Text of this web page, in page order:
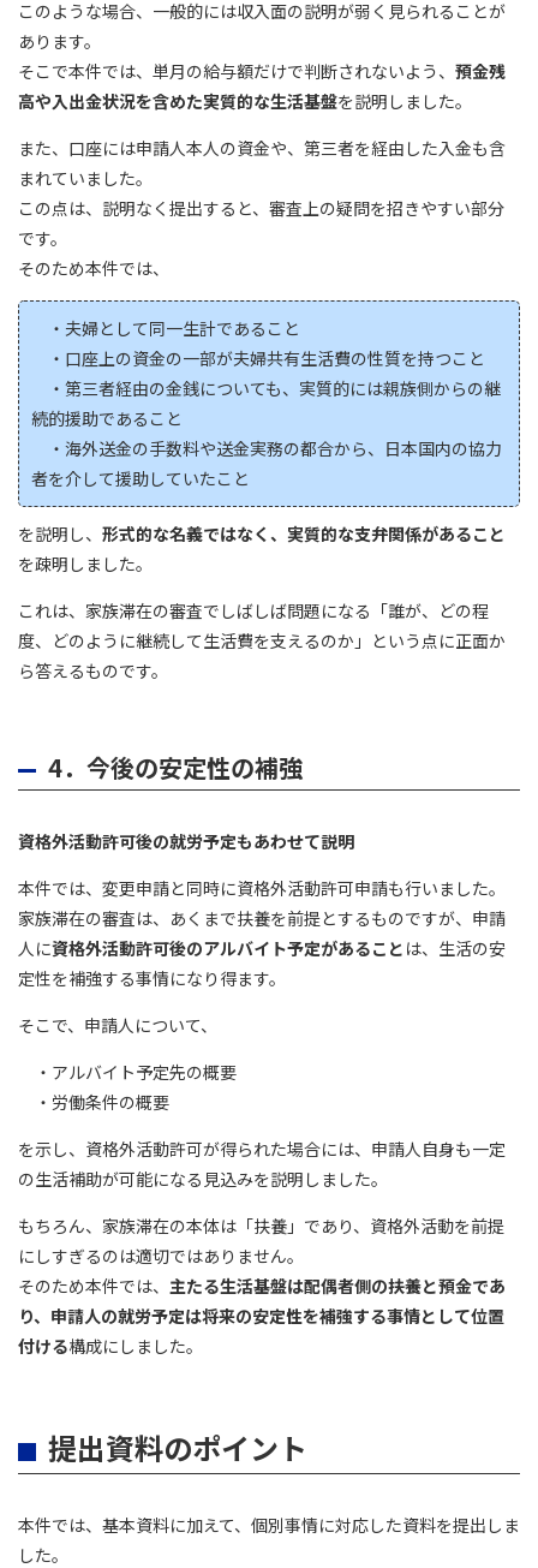
このような場合、一般的には収入面の説明が弱く見られることが
あります。
そこで本件では、単月の給与額だけで判断されないよう、 預金残
高や入出金状況を含めた実質的な生活基盤を説明しました。
また、口座には申請人本人の資金や、第三者を経由した入金も含
まれていました。
この点は、説明なく提出すると、審査上の疑問を招きやすい部分
です。
そのため本件では、
・夫婦として同一生計であること
・口座上の資金の一部が夫婦共有生活費の性質を持つこと
・第三者経由の金銭についても、実質的には親族側からの継
続的援助であること
・海外送金の手数料や送金実務の都合から、日本国内の協力
者を介して援助していたこと
を説明し、 形式的な名義ではなく、実質的な支弁関係があること
を疎明しました。
これは、家族滞在の審査でしばしば問題になる「誰が、どの程
度、どのように継続して生活費を支えるのか」という点に正面か
ら答えるものです。
4．今後の安定性の補強
資格外活動許可後の就労予定もあわせて説明
本件では、変更申請と同時に資格外活動許可申請も行いました。
家族滞在の審査は、あくまで扶養を前提とするものですが、申請
人に資格外活動許可後のアルバイト予定があること は、生活の安
定性を補強する事情になり得ます。
そこで、申請人について、
・アルバイト予定先の概要
・労働条件の概要
を示し、資格外活動許可が得られた場合には、申請人自身も一定
の生活補助が可能になる見込みを説明しました。
もちろん、家族滞在の本体は「扶養」であり、資格外活動を前提
にしすぎるのは適切ではありません。
そのため本件では、 主たる生活基盤は配偶者側の扶養と預金であ
り、申請人の就労予定は将来の安定性を補強する事情として位置
付ける構成にしました。
提出資料のポイント
本件では、基本資料に加えて、個別事情に対応した資料を提出しま
した。